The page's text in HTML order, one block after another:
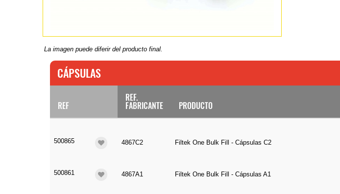
La imagen puede diferir del producto final.
CÁPSULAS
REF
REF.
FABRICANTE PRODUCTO
500865 4867C2 Filtek One Bulk Fill - Cápsulas C2
500861 4867A1 Filtek One Bulk Fill - Cápsulas A1